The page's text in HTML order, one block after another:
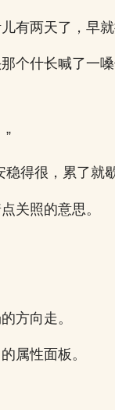
有两天了，早就
个什长喊了一
”
稳得很，累了就
关照的意思。
方向走。
属性面板。